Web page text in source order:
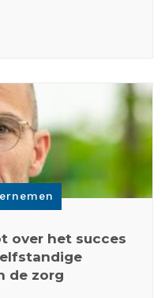
over het succes
de zorg